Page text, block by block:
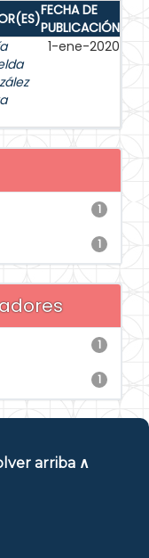
FECHA DE
PUBLICACIÓN
1-ene-2020
1
1
1
1
arriba ∧